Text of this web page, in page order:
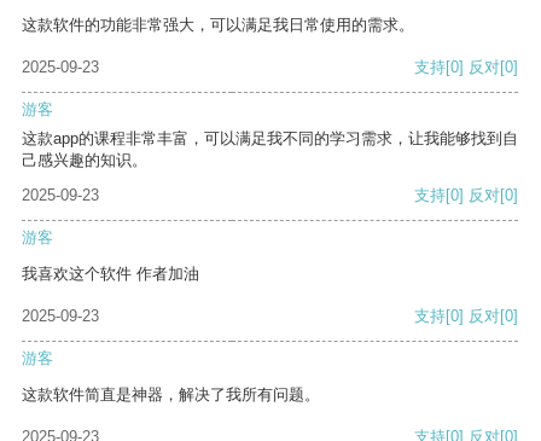
这款软件的功能非常强大，可以满足我日常使用的需求。
2025-09-23 支持[0] 反对[0]
游客
这款app的课程非常丰富，可以满足我不同的学习需求，让我能够找到自
己感兴趣的知识。
2025-09-23
支持[0] 反对[0]
游客
我喜欢这个软件 作者加油
2025-09-23 支持[0] 反对[0]
游客
这款软件简直是神器，解决了我所有问题。
2025-09-23 支持[0] 反对[0]